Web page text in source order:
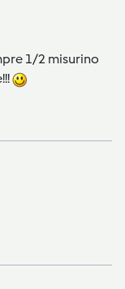
1/2 misurino